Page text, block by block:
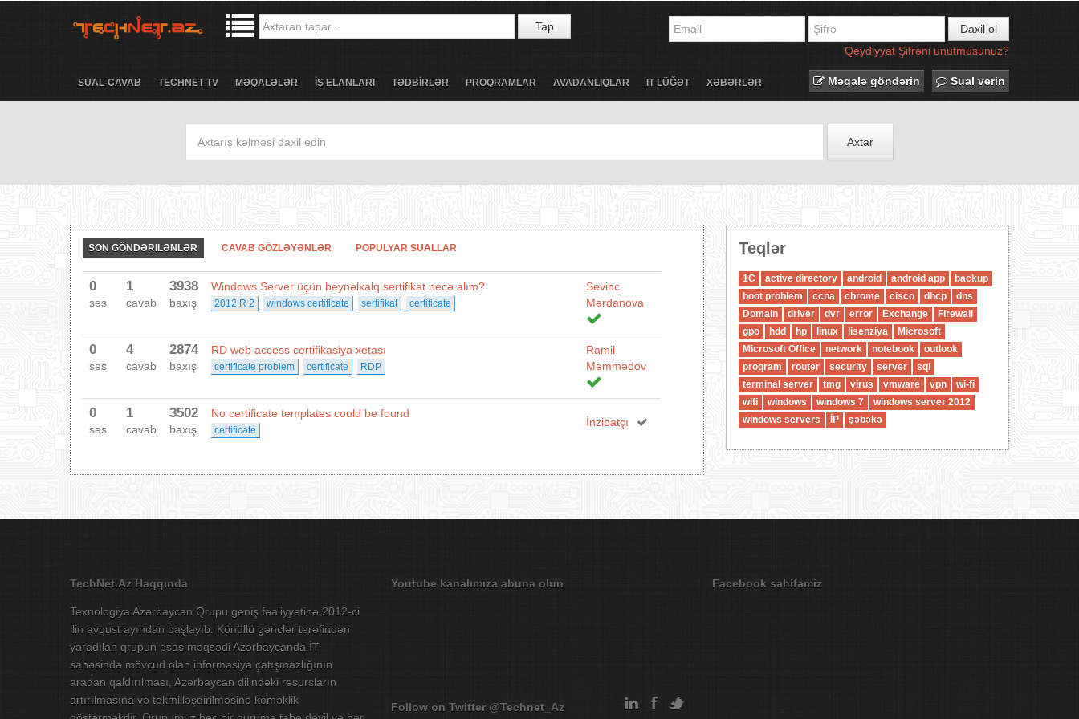
Tap
Daxil ol
Qeydiyyat Şifrəni unutmusunuz?
SUAL-CAVAB TECHNET TV MƏQALƏLƏR İŞ ELANLARI TƏDBİRLƏR PROQRAMLAR AVADANLIQLAR IT LÜĞƏT XƏBƏRLƏR Məqalə göndərin Sual verin
Axtar
SON GÖNDƏRILƏNLƏR CAVAB GÖZLƏYƏNLƏR POPULYAR SUALLAR
0
səs
1
cavab
3938
baxış
Windows Server üçün beynəlxalq sertifikat necə alım?
2012 R 2 windows certificate sertifikat certificate
Sevinc
Mərdanova
0
səs
4
cavab
2874
baxış
RD web access certifikasiya xetası
certificate problem certificate RDP
Ramil
Məmmədov
0
səs
1
cavab
3502
baxış
No certificate templates could be found
certificate
İnzibatçı
Teqlər
1C active directory android android app
backup
boot problem
ccna chrome cisco dhcp
dns
Domain
driver dvr error Exchange
Firewall
gpo
hdd hp linux lisenziya
Microsoft
Microsoft Office
network notebook
outlook
proqram
router security server
sql
terminal server
tmg virus vmware vpn
wi-fi
wifi
windows windows 7
windows server 2012
windows servers
İP şəbəkə
TechNet.Az Haqqında
Texnologiya Azərbaycan Qrupu geniş fəaliyyətinə 2012-ci
ilin avqust ayından başlayıb. Könüllü gənclər tərəfindən
yaradılan qrupun əsas məqsədi Azərbaycanda İT
sahəsində mövcud olan informasiya çatışmazlığının
aradan qaldırılması, Azərbaycan dilindəki resursların
artırılmasına və təkmilləşdirilməsinə köməklik
Youtube kanalımıza abunə olun
Follow on Twitter @Technet_Az
Facebook səhifəmiz